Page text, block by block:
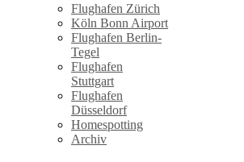
Flughafen Zürich
Köln Bonn Airport
Flughafen Berlin-
Tegel
Flughafen
Stuttgart
Flughafen
Düsseldorf
Homespotting
Archiv